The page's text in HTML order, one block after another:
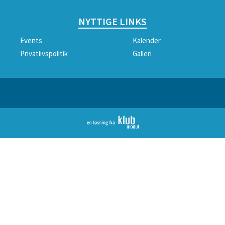
NYTTIGE LINKS
Events
Kalender
Privatlivspolitik
Galleri